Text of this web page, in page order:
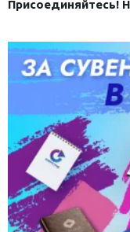
Присоединяйтесь!